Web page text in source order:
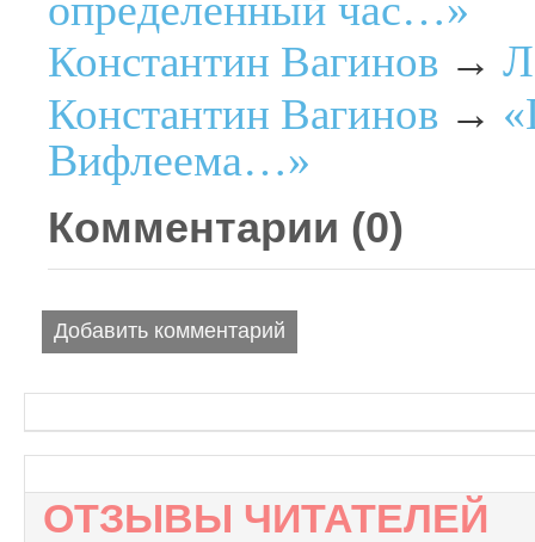
Константин Вагинов →
Константин Вагинов →
Вифлеема…»
Комментарии (0)
Добавить комментарий
ОТЗЫВЫ ЧИТАТЕЛЕЙ